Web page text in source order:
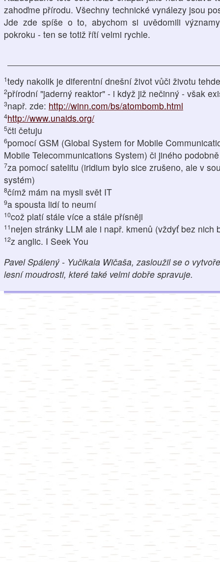
zahoďme přírodu. Všechny technické vynálezy jsou
Jde zde spíše o to, abychom si uvědomili
pokroku - ten se totiž řítí velmi rychle.
1tedy nakolik je diferentní dnešní život vůči životu
2přírodní "jaderný reaktor" - i když již nečinný - však
3např. zde: http://winn.com/bs/atombomb.html
4http://www.unaids.org/
5čti četuju
6pomocí GSM (Global System for Mobile
Mobile Telecommunications System) či jiného
7za pomocí satelitu (iridium bylo sice zrušeno, ale v
systém)
8čímž mám na mysli svět IT
9a spousta lidí to neumí
10což platí stále více a stále přísněji
11nejen stránky LLM ale i např. kmenů (vždyť bez nich
12z anglic. I Seek You
Pavel Spálený - Yučikala Wičaša, zasloužil se o
lesní moudrosti, které také velmi dobře spravuje.